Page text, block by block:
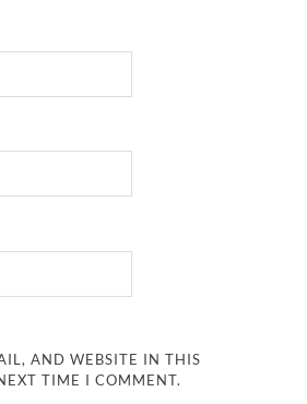
AND WEBSITE IN THIS
TIME I COMMENT.